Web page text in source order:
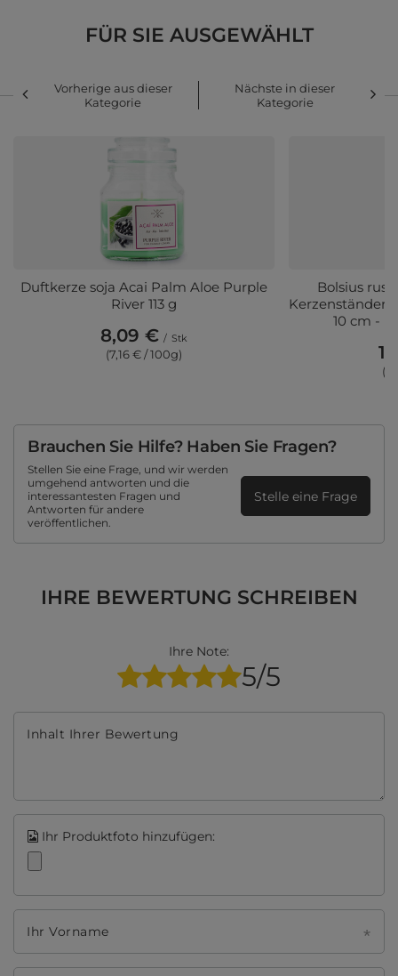
FÜR SIE AUSGEWÄHLT
Vorherige aus dieser
Kategorie
Nächste in dieser
Kategorie
Duftkerze soja Acai Palm Aloe Purple
River 113 g
8,09 € / Stk
(7,16 € / 100g)
Bolsius
Kerzenständer
10 cm -
Brauchen Sie Hilfe? Haben Sie Fragen?
Stellen Sie eine Frage, und wir werden
umgehend antworten und die
interessantesten Fragen und
Antworten für andere
veröffentlichen.
Stelle eine Frage
IHRE BEWERTUNG SCHREIBEN
Ihre Note:
5/5
Inhalt Ihrer Bewertung
Ihr Produktfoto hinzufügen:
Ihr Vorname